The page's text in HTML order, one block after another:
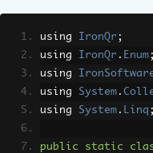
using IronQr ;
using IronQr . Enum;
using
using System .
using System . Linq ;
public static